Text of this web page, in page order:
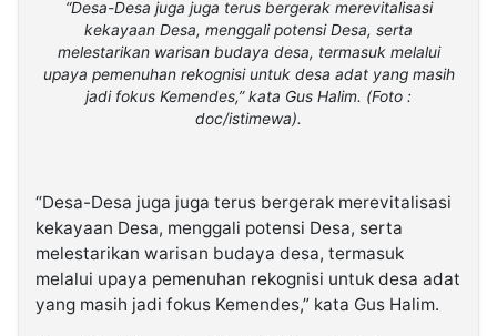
“Desa-Desa juga juga terus bergerak merevitalisasi
kekayaan Desa, menggali potensi Desa, serta
melestarikan warisan budaya desa, termasuk melalui
upaya pemenuhan rekognisi untuk desa adat yang masih
jadi fokus Kemendes,” kata Gus Halim. (Foto :
doc/istimewa).
“Desa-Desa juga juga terus bergerak merevitalisasi
kekayaan Desa, menggali potensi Desa, serta
melestarikan warisan budaya desa, termasuk
melalui upaya pemenuhan rekognisi untuk desa adat
yang masih jadi fokus Kemendes,” kata Gus Halim.